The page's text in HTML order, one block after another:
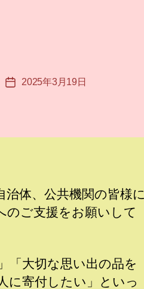
投
2025年3月19日
体、公共機関の皆様に
のご支援をお願いして
「大切な思い出の品を
に寄付したい」といっ